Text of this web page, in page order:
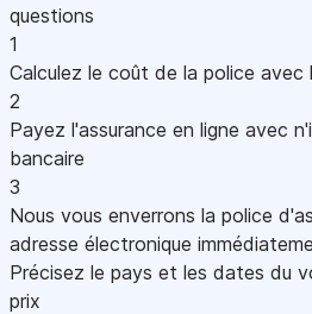
questions
1
Calculez le coût de la police avec
2
Payez l'assurance en ligne avec
bancaire
3
Nous vous enverrons la police
adresse électronique
Précisez le pays et les dates du
prix